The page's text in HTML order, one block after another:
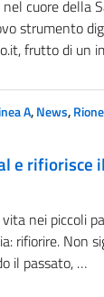
cuore della
strumento
frutto di un
A,News,
e rifiorisce
nei piccoli
rifiorire. Non
il passato, …